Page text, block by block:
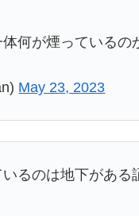
何が煙っているの
May 23, 2023
るのは地下がある